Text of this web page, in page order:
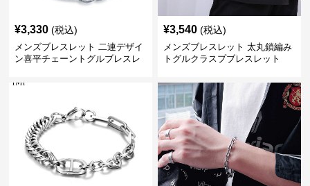
¥3,330 (税込)
メンズブレスレット 二連デザイ
ン喜平チェーントグルブレスレ
¥3,540 (税込)
メンズブレスレット 太丸鎖編み
トグルクラスプブレスレット